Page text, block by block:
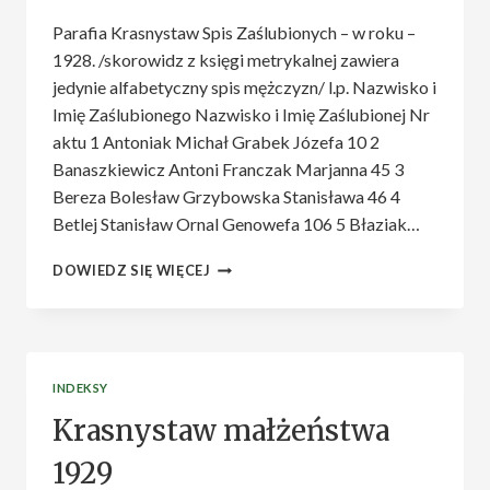
Parafia Krasnystaw Spis Zaślubionych – w roku –
1928. /skorowidz z księgi metrykalnej zawiera
jedynie alfabetyczny spis mężczyzn/ l.p. Nazwisko i
Imię Zaślubionego Nazwisko i Imię Zaślubionej Nr
aktu 1 Antoniak Michał Grabek Józefa 10 2
Banaszkiewicz Antoni Franczak Marjanna 45 3
Bereza Bolesław Grzybowska Stanisława 46 4
Betlej Stanisław Ornal Genowefa 106 5 Błaziak…
DOWIEDZ SIĘ WIĘCEJ KRASNYSTAW
INDEKSY
Krasnystaw małżeństwa
1929